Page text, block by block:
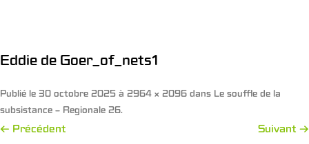
Eddie de Goer_of_nets1
Publié le 30 octobre 2025 à 2964 × 2096 dans Le souffle de la
subsistance – Regionale 26.
← Précédent Suivant →